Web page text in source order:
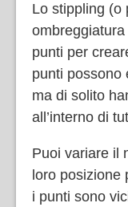
Lo stippling (o
ombreggiatura
punti per
punti possono
ma di solito
all’interno di
Puoi variare il
loro posizione
i punti sono